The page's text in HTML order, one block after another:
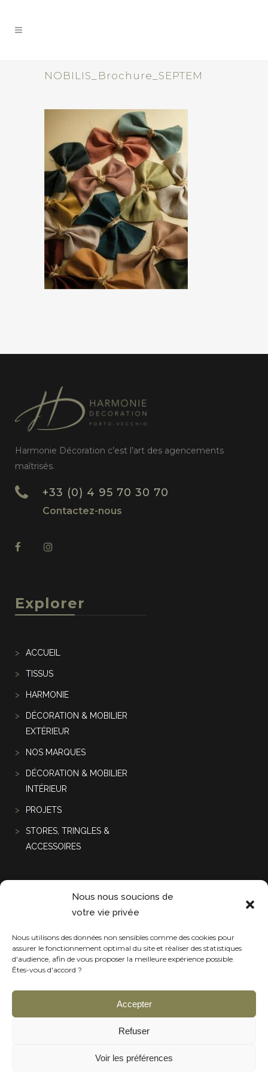
Nous nous soucions de
votre vie privée
Nous utilisons des données non sensibles comme des cookies pour
assurer le fonctionnement optimal du site et réaliser des statistiques
d'audience, afin de vous proposer la meilleure expérience possible.
Êtes-vous d'accord ?
Accepter
Refuser
Voir les préférences
NOBILIS_Brochure_SEPTEM
Harmonie Décoration c’est l’art des agencements
maîtrisés.
+33 (0) 4 95 70 30 70
Contactez-nous
Explorer
ACCUEIL
TISSUS
HARMONIE
DÉCORATION & MOBILIER
EXTÉRIEUR
NOS MARQUES
DÉCORATION & MOBILIER
INTÉRIEUR
PROJETS
STORES, TRINGLES &
ACCESSOIRES
Projets récentes